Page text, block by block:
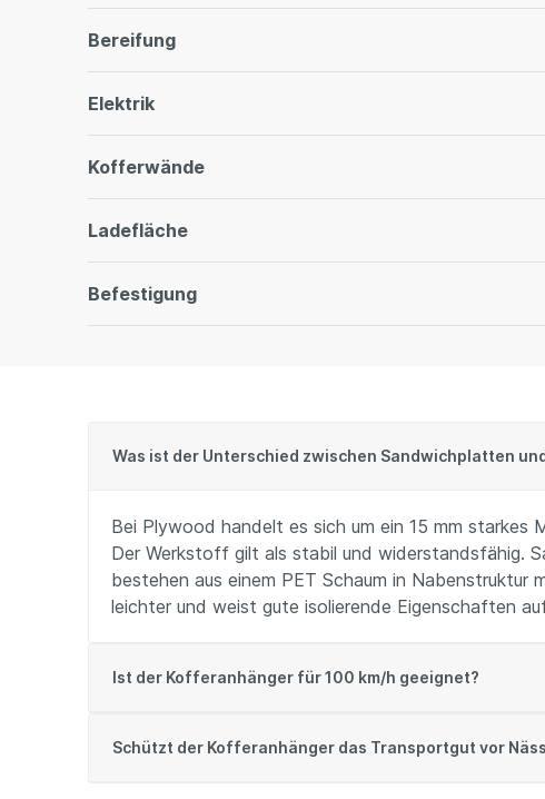
Bereifung
Elektrik
Kofferwände
Ladefläche
Befestigung
Was ist der Unterschied zwischen Sandwichplatten
Bei Plywood handelt es sich um ein 15 mm
Der Werkstoff gilt als stabil und widerstandsfähig.
bestehen aus einem PET Schaum in
leichter und weist gute isolierende Eigenschaften
Ist der Kofferanhänger für 100 km/h geeignet?
Schützt der Kofferanhänger das Transportgut vor